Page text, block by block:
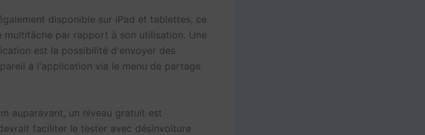
disponible sur iPad et tablettes, ce
par rapport à son utilisation. Une
est la possibilité d'envoyer des
à l'application via le menu de partage
auparavant, un niveau gratuit est
faciliter le tester avec désinvolture